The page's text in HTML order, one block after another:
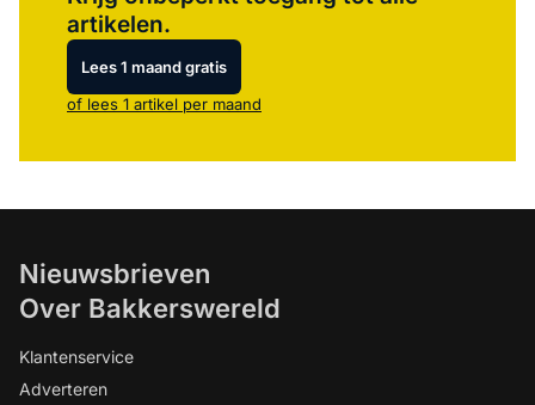
artikelen.
Lees 1 maand gratis
of lees 1 artikel per maand
Nieuwsbrieven
Over Bakkerswereld
Klantenservice
Adverteren